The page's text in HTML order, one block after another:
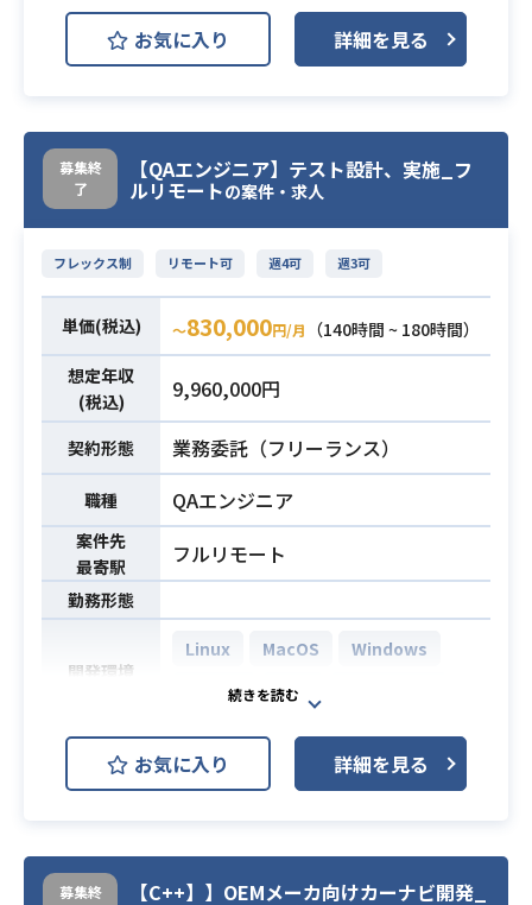
JIRA Slack
開発中のプロダクトにおいて、デー
発・運用を担うエンジニアを募集し
てます
必須スキル
・データ基盤や分析基盤などの開
・可読性・パフォーマンスを意識し
たOLAP分析向けのSQL記述力
・バッチ処理によるETLやELTの実装
経験
・クラウド環境上でのシステム構
築・運用の経験（GCPまたはAWS）
・GitHubを用いた開発経験
お気に入り 詳細を見る
募集終
了
【QAエンジニア】テスト設計、実施_フ
ルリモートの案件・求人
フレックス制 リモート可 週4可 週3可
単価(税込) 〜830,000円/月
（140時間 ~ 180時間）
想定年収
(税込)
9,960,000円
契約形態 業務委託（フリーランス）
職種 QAエンジニア
案件先
最寄駅
フルリモート
勤務形態
開発環境
Linux MacOS
Windows
GitHub
JIRA
1.テスト計画〜実施までの行程を利
用した品質担保
3.仕様書の整備。要件が固まりきって
お気に入り 詳細を見る
募集終
【C++】】OEMメーカ向けカーナビ開発_